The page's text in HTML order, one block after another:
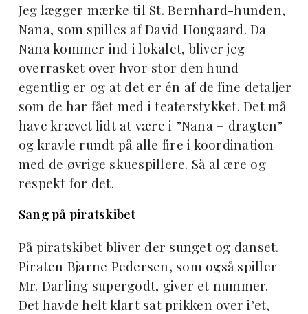
Jeg lægger mærke til St. Bernhard-hunden,
Nana, som spilles af David Hougaard. Da
Nana kommer ind i lokalet, bliver jeg
overrasket over hvor stor den hund
egentlig er og at det er én af de fine detaljer
som de har fået med i teaterstykket. Det må
have krævet lidt at være i ”Nana – dragten”
og kravle rundt på alle fire i koordination
med de øvrige skuespillere. Så al ære og
respekt for det.
Sang på piratskibet
På piratskibet bliver der sunget og danset.
Piraten Bjarne Pedersen, som også spiller
Mr. Darling supergodt, giver et nummer.
Det havde helt klart sat prikken over i’et,